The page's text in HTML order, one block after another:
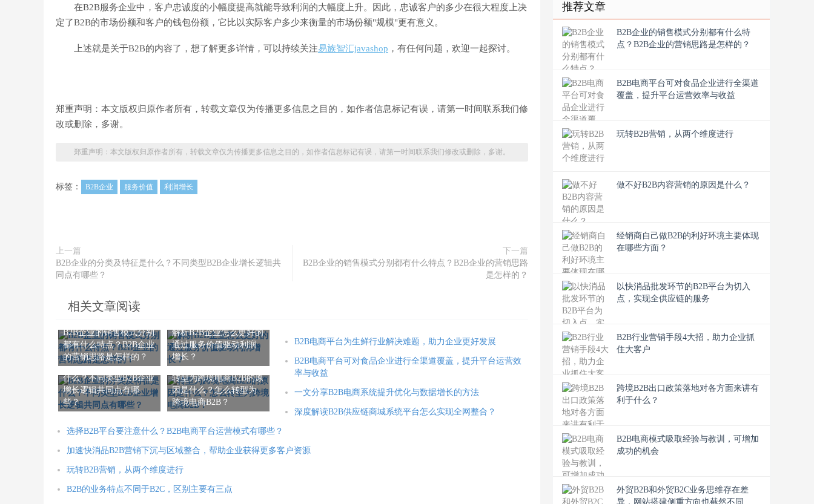
在B2B服务企业中，客户忠诚度的小幅度提高就能导致利润的大幅度上升。因此，忠诚客户的多少在很大程度上决
定了B2B的市场份额和客户的钱包份额，它比以实际客户多少来衡量的市场份额"规模"更有意义。
上述就是关于B2B的内容了，想了解更多详情，可以持续关注易族智汇javashop ，有任何问题，欢迎一起探讨。
郑重声明：本文版权归原作者所有，转载文章仅为传播更多信息之目的，如作者信息标记有误，请第一时间联系我们修
改或删除，多谢。
郑重声明：本文版权归原作者所有，转载文章仅为传播更多信息之目的，如作者信息标记有误，请第一时间联系我们修改或删除，多谢。
标签： B2B企业 服务价值 利润增长
上一篇
B2B企业的分类及特征是什么？不同类型B2B企业增长逻辑共
同点有哪些？
下一篇
B2B企业的销售模式分别都有什么特点？B2B企业的营销思路
是怎样的？
相关文章阅读
B2B企业的销售模式分别
都有什么特点？B2B企业
的营销思路是怎样的？
解析B2B企业怎么更好的
通过服务价值驱动利润
增长？
B2B企业的分类及特征是
什么？不同类型B2B企业
增长逻辑共同点有哪
些？
转型为跨境电商B2B的原
因是什么？怎么转型为
跨境电商B2B？
B2B电商平台为生鲜行业解决难题，助力企业更好发展
B2B电商平台可对食品企业进行全渠道覆盖，提升平台运营效
率与收益
一文分享B2B电商系统提升优化与数据增长的方法
深度解读B2B供应链商城系统平台怎么实现全网整合？
选择B2B平台要注意什么？B2B电商平台运营模式有哪些？
加速快消品B2B营销下沉与区域整合，帮助企业获得更多客户资源
玩转B2B营销，从两个维度进行
B2B的业务特点不同于B2C，区别主要有三点
推荐文章
B2B企业的销售模式分别都有什么特
点？B2B企业的营销思路是怎样的？
B2B电商平台可对食品企业进行全渠道
覆盖，提升平台运营效率与收益
玩转B2B营销，从两个维度进行
做不好B2B内容营销的原因是什么？
经销商自己做B2B的利好环境主要体现
在哪些方面？
以快消品批发环节的B2B平台为切入
点，实现全供应链的服务
B2B行业营销手段4大招，助力企业抓
住大客户
跨境B2B出口政策落地对各方面来讲有
利于什么？
B2B电商模式吸取经验与教训，可增加
成功的机会
外贸B2B和外贸B2C业务思维存在差
异，网站搭建侧重方向也截然不同